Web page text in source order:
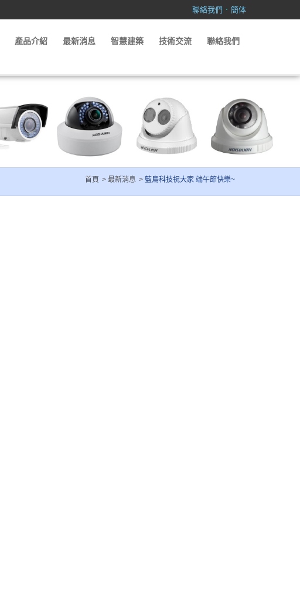
聯絡我們 ． 簡体
產品介紹 最新消息 智慧建築 技術交流 聯絡我們
首頁 最新消息 藍鳥科技祝大家 端午節快樂~